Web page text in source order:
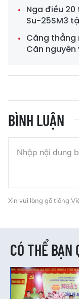
Nga điều
Su-25SM3
Căng thẳng
Căn
BÌNH LUẬN
Xin vui lòng gõ tiếng
CÓ THỂ BẠN